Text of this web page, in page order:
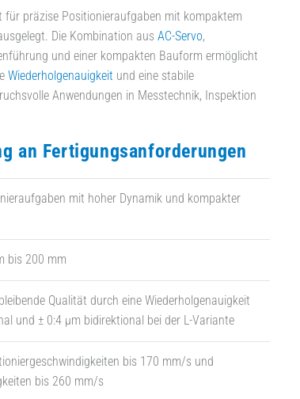
für präzise Positionieraufgaben mit kompaktem
Die Kombination aus AC-Servo,
und einer kompakten Bauform ermöglicht
Wiederholgenauigkeit und eine stabile
Anwendungen in Messtechnik, Inspektion
an Fertigungsanforderungen
mit hoher Dynamik und kompakter
bis 200 mm
Qualität durch eine Wiederholgenauigkeit
und ± 0:4 µm bidirektional bei der L-Variante
bis 170 mm/s und
bis 260 mm/s